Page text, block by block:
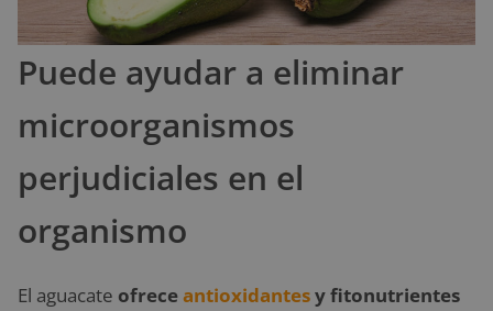
Puede ayudar a eliminar
microorganismos
perjudiciales en el
organismo
El aguacate ofreceantioxidantesy fitonutrientes